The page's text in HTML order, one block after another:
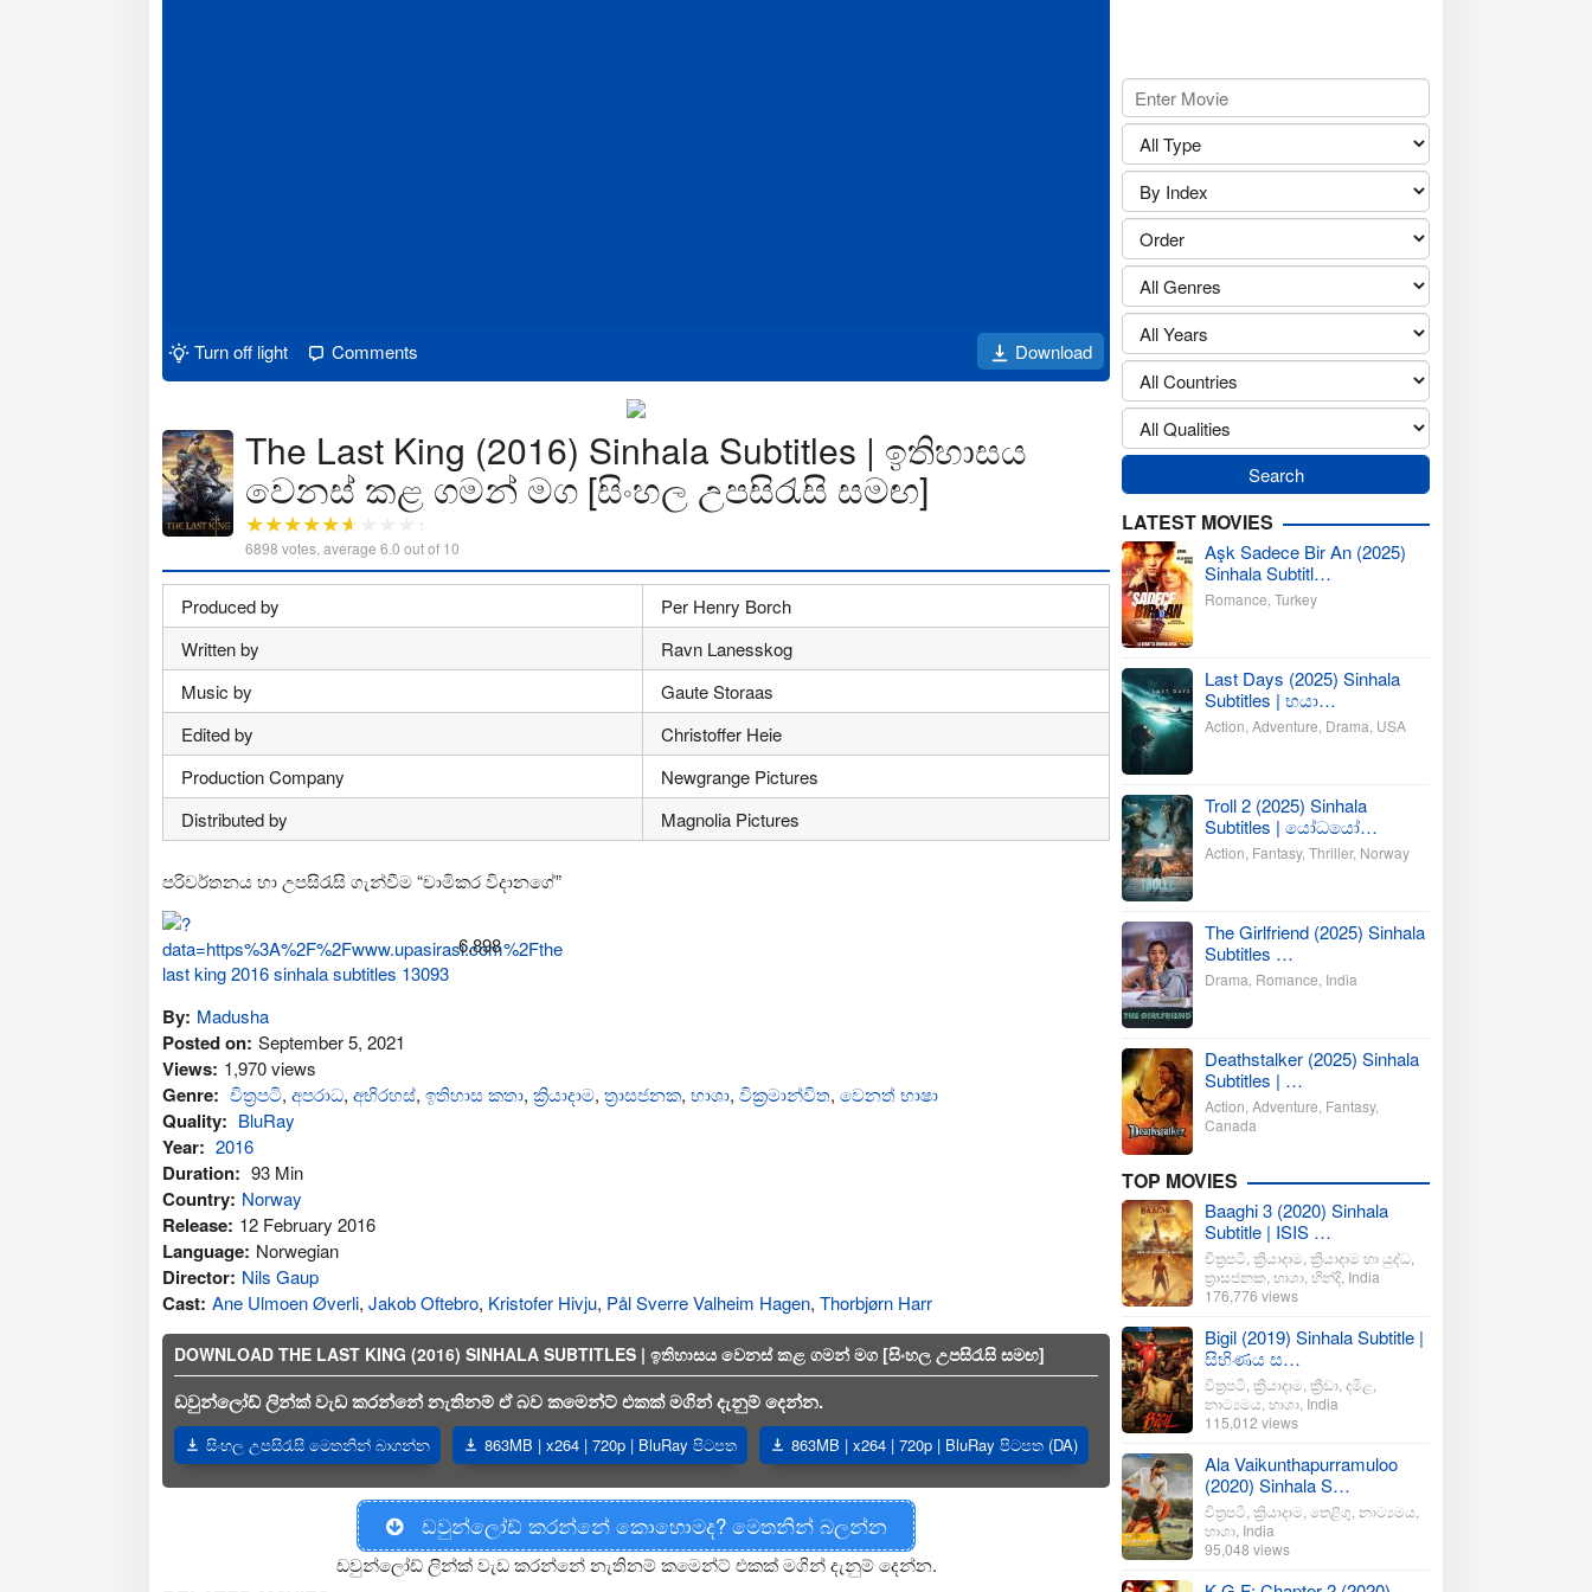
Turn off light Comments Download
The Last King (2016) Sinhala Subtitles | ඉතිහාසය
වෙනස් කළ ගමන් මග [සිංහල උපසිරැසි සමඟ]
6898 votes, average 6.0 out of 10
Produced by
Per Henry Borch
Written by
Ravn Lanesskog
Music by
Gaute Storaas
Edited by
Christoffer Heie
Production Company
Newgrange Pictures
Distributed by
Magnolia Pictures
පරිවර්තනය හා උපසිරැසි ගැන්වීම “චාමිකර විදානගේ”
6,898
By: Madusha
Posted on: September 5, 2021
Views: 1,970 views
Genre: චිත්‍රපටි, අප‍රාධ, අභිරහස්, ඉතිහාස කතා, ක්‍රියාදාම, ත්‍රාසජනක, භාශා, වික්‍රමාන්විත, වෙනත් භාෂා
Quality: BluRay
Year: 2016
Duration: 93 Min
Country: Norway
Release: 12 February 2016
Language: Norwegian
Director: Nils Gaup
Cast: Ane Ulmoen Øverli, Jakob Oftebro, Kristofer Hivju, Pål Sverre Valheim Hagen, Thorbjørn Harr
DOWNLOAD THE LAST KING (2016) SINHALA SUBTITLES | ඉතිහාසය වෙනස් කළ ගමන් මග [සිංහල උපසිරැසි සමඟ]
ඩවුන්ලෝඩ් ලින්ක් වැඩ කරන්නේ නැතිනම් ඒ බව කමෙන්ට් එකක් මගින් දැනුම් දෙන්න.
සිංහල උපසිරැසි මෙතනින් බාගන්න 863MB | x264 | 720p | BluRay පිටපත 863MB | x264 | 720p | BluRay පිටපත (DA)
ඩවුන්ලෝඩ් කරන්නේ කොහොමද? මෙතනින් බලන්න
ඩවුන්ලෝඩ් ලින්ක් වැඩ කරන්නේ නැතිනම් කමෙන්ට් එකක් මගින් දැනුම් දෙන්න.
LATEST MOVIES
Aşk Sadece Bir An (2025)
Sinhala Subtitl…
Romance Turkey
Last Days (2025) Sinhala
Subtitles | භයා…
Action Adventure Drama USA
Troll 2 (2025) Sinhala
Subtitles | යෝධයෝ…
Action Fantasy, Thriller, Norway
The Girlfriend (2025) Sinhala
Subtitles …
Drama Romance India
Deathstalker (2025) Sinhala
Subtitles | …
Action Adventure Fantasy,
Canada
TOP MOVIES
Baaghi 3 (2020) Sinhala
Subtitle | ISIS …
චිත්‍රපටි ක්‍රියාදාම ක්‍රියාදාම හා යුද්ධ
ත්‍රාසජනක භාශා හින්දි India
176,776 views
Bigil (2019) Sinhala Subtitle |
සිහිණය ස…
චිත්‍රපටි ක්‍රියාදාම ක්‍රීඩා දමිළ
නාට්‍යමය භාශා India
115,012 views
Ala Vaikunthapurramuloo
(2020) Sinhala S…
චිත්‍රපටි ක්‍රියාදාම තෙළිගු නාට්‍යමය
භාශා India
95,048 views